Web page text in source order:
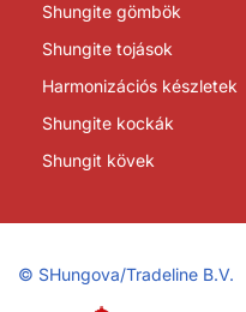
Shungite gömbök
Shungite tojások
Harmonizációs készletek
Shungite kockák
Shungit kövek
© SHungova/Tradeline B.V.